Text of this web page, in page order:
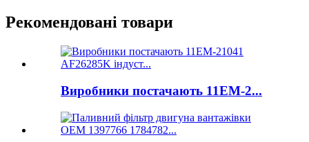
Рекомендовані товари
Виробники постачають 11ЕМ-2...